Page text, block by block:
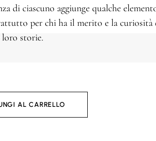
di ciascuno aggiunge qualche
per chi ha il merito e la curiosità
storie.
AL CARRELLO